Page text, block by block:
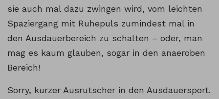
sie auch mal dazu zwingen wird, vom leichten
Spaziergang mit Ruhepuls zumindest mal in
den Ausdauerbereich zu schalten – oder, man
mag es kaum glauben, sogar in den anaeroben
Bereich!
Sorry, kurzer Ausrutscher in den Ausdauersport.